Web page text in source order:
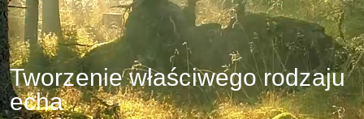
Tworzenie właściwego rodzaju
echa